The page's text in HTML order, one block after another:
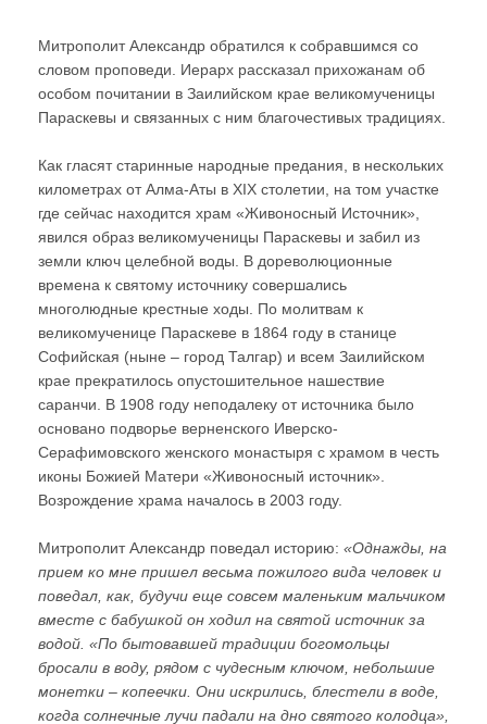
Митрополит Александр обратился к собравшимся со
словом проповеди. Иерарх рассказал прихожанам об
особом почитании в Заилийском крае великомученицы
Параскевы и связанных с ним благочестивых традициях.
Как гласят старинные народные предания, в нескольких
километрах от Алма-Аты в XIX столетии, на том участке
где сейчас находится храм «Живоносный Источник»,
явился образ великомученицы Параскевы и забил из
земли ключ целебной воды. В дореволюционные
времена к святому источнику совершались
многолюдные крестные ходы. По молитвам к
великомученице Параскеве в 1864 году в станице
Софийская (ныне – город Талгар) и всем Заилийском
крае прекратилось опустошительное нашествие
саранчи. В 1908 году неподалеку от источника было
основано подворье верненского Иверско-
Серафимовского женского монастыря с храмом в честь
иконы Божией Матери «Живоносный источник».
Возрождение храма началось в 2003 году.
Митрополит Александр поведал историю: «Однажды, на
прием ко мне пришел весьма пожилого вида человек и
поведал, как, будучи еще совсем маленьким мальчиком
вместе с бабушкой он ходил на святой источник за
водой. «По бытовавшей традиции богомольцы
бросали в воду, рядом с чудесным ключом, небольшие
монетки – копеечки. Они искрились, блестели в воде,
когда солнечные лучи падали на дно святого колодца»,